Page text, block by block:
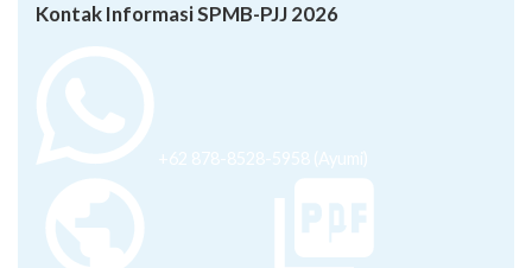
Kontak Informasi SPMB-PJJ 2026
+62 878-8528-5958 (Ayumi)